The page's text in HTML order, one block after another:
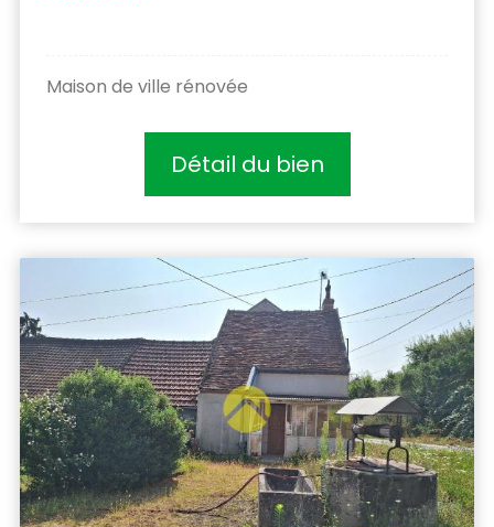
Maison de ville rénovée
Détail du bien